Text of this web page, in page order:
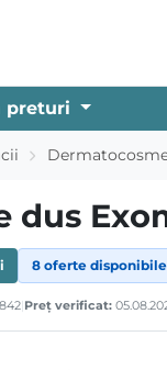
preturi
dus
8 oferte disponibile
Preț verificat: